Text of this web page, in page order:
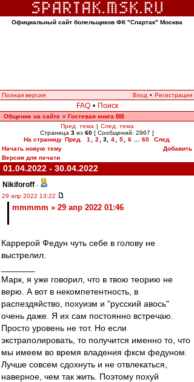
Официальный сайт болельщиков ФК "Спартак" Москва
Полная версия Вход • Регистрация
FAQ • Поиск
Общение на сайте » Гостевая книга ВВ
Пред. тема | След. тема
Страница 3 из 60 [ Сообщений: 2967 ]
На страницу Пред. 1 2 3, 4 5 6 60
След.
Начать новую тему
Добавить
Версия для печати
01.04.2022 - 30.04.2022
Nikiforoff -
29 апр 2022 13:22
mmmmm » 29 апр 2022 01:46
Каррерой Федун чуть себе в голову не
выстрелил.
Марк, я уже говорил, что в твою теорию не
верю. А вот в некомпетентность, в
распездяйство, похуизм и "русский авось"
очень даже. Я их сам постоянно встречаю.
Просто уровень не тот. Но если
экстраполировать, то получится именно то, что
мы имеем во время владения фксм федуном.
Лучше совсем сдохнуть и не отвлекаться,
наверное, чем так жить. Поэтому похуй